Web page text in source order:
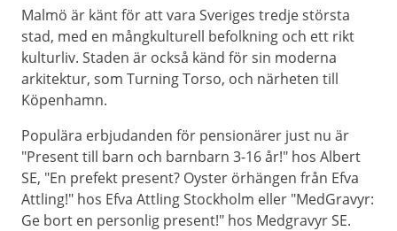
Malmö är känt för att vara Sveriges tredje största
stad, med en mångkulturell befolkning och ett rikt
kulturliv. Staden är också känd för sin moderna
arkitektur, som Turning Torso, och närheten till
Köpenhamn.
Populära erbjudanden för pensionärer just nu är
"Present till barn och barnbarn 3-16 år!" hos Albert
SE, "En prefekt present? Oyster örhängen från Efva
Attling!" hos Efva Attling Stockholm eller "MedGravyr:
Ge bort en personlig present!" hos Medgravyr SE.